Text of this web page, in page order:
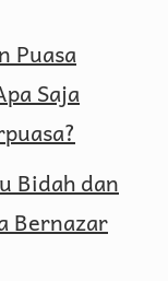
Puasa
Saja
Bidah dan
Bernazar